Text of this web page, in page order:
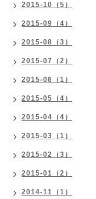
2015-10（5）
2015-09（4）
2015-08（3）
2015-07（2）
2015-06（1）
2015-05（4）
2015-04（4）
2015-03（1）
2015-02（3）
2015-01（2）
2014-11（1）